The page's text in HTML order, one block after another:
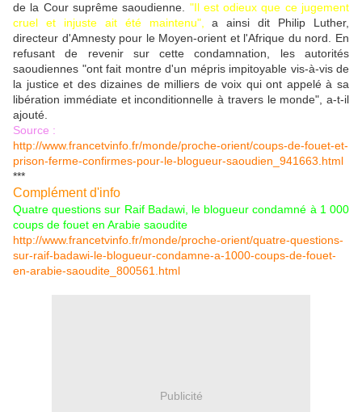
de la Cour suprême saoudienne. "Il est odieux que ce jugement
cruel et injuste ait été maintenu",
a ainsi dit Philip Luther,
directeur d'Amnesty pour le Moyen-orient et l'Afrique du nord. En
refusant de revenir sur cette condamnation, les autorités
saoudiennes "ont fait montre d'un mépris impitoyable vis-à-vis de
la justice et des dizaines de milliers de voix qui ont appelé à sa
libération immédiate et inconditionnelle à travers le monde", a-t-il
ajouté.
Source :
http://www.francetvinfo.fr/monde/proche-orient/coups-de-fouet-et-
prison-ferme-confirmes-pour-le-blogueur-saoudien_941663.html
***
Complément d'info
Quatre questions sur Raif Badawi, le blogueur condamné à 1 000
coups de fouet en Arabie saoudite
http://www.francetvinfo.fr/monde/proche-orient/quatre-questions-
sur-raif-badawi-le-blogueur-condamne-a-1000-coups-de-fouet-
en-arabie-saoudite_800561.html
Publicité